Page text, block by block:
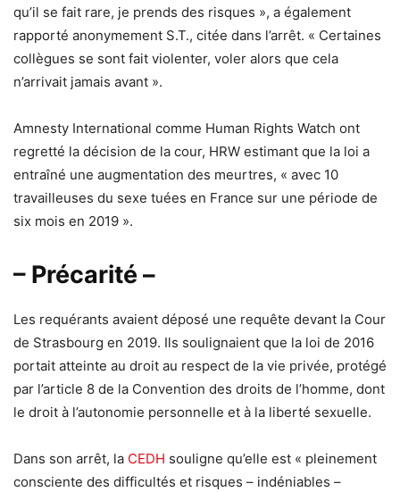
qu’il se fait rare, je prends des risques », a également
rapporté anonymement S.T., citée dans l’arrêt. « Certaines
collègues se sont fait violenter, voler alors que cela
n’arrivait jamais avant ».
Amnesty International comme Human Rights Watch ont
regretté la décision de la cour, HRW estimant que la loi a
entraîné une augmentation des meurtres, « avec 10
travailleuses du sexe tuées en France sur une période de
six mois en 2019 ».
– Précarité –
Les requérants avaient déposé une requête devant la Cour
de Strasbourg en 2019. Ils soulignaient que la loi de 2016
portait atteinte au droit au respect de la vie privée, protégé
par l’article 8 de la Convention des droits de l’homme, dont
le droit à l’autonomie personnelle et à la liberté sexuelle.
Dans son arrêt, la CEDH souligne qu’elle est « pleinement
consciente des difficultés et risques – indéniables –